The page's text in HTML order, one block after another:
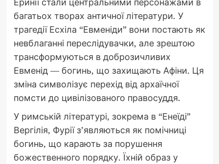
багатьох творах античної літератури. У
трагедії Есхіла “Евменіди” вони постають як
невблаганні переслідувачки, але зрештою
трансформуються в доброзичливих
Евменід — богинь, що захищають Афіни. Ця
зміна символізує перехід від архаїчної
помсти до цивілізованого правосуддя.
У римській літературі, зокрема в “Енеїді”
Вергілія, Фурії з’являються як помічниці
богинь, що карають за порушення
божественного порядку. Їхній образ у